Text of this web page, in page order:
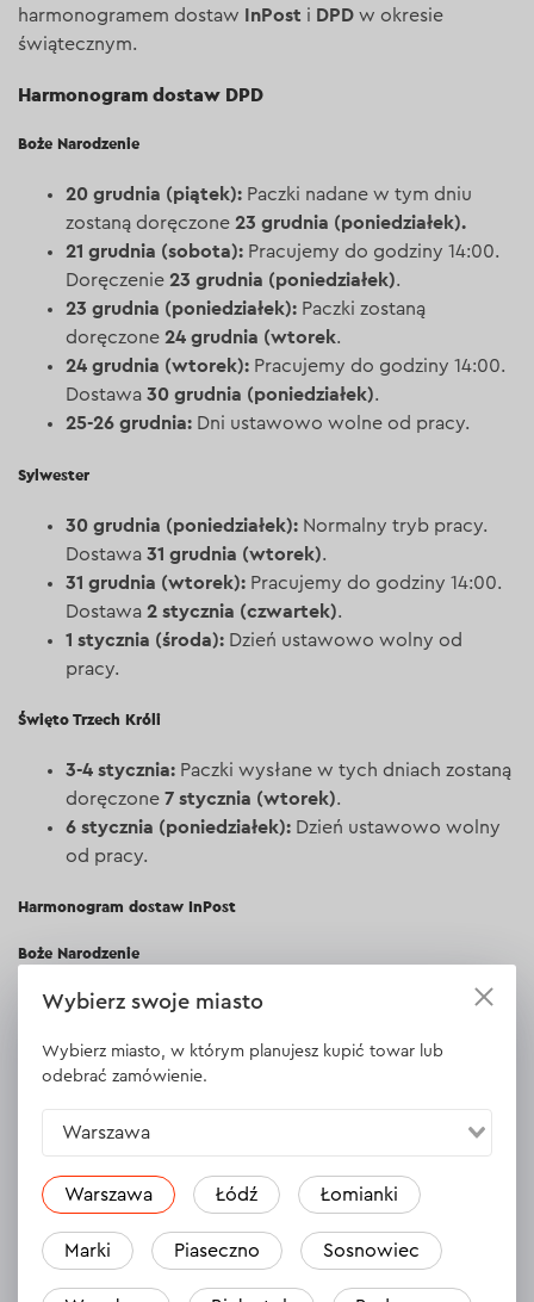
harmonogramem dostaw InPost i DPDw okresie
świątecznym.
Harmonogram dostaw DPD
Boże Narodzenie
20 grudnia (piątek): Paczki nadane w tym dniu
zostaną doręczone 23 grudnia (poniedziałek).
21 grudnia (sobota): Pracujemy do godziny 14:00.
Doręczenie23 grudnia (poniedziałek).
23 grudnia (poniedziałek): Paczki zostaną
doręczone24 grudnia (wtorek.
24 grudnia (wtorek): Pracujemy do godziny 14:00.
Dostawa 30 grudnia (poniedziałek).
25-26 grudnia: Dni ustawowo wolne od pracy.
Sylwester
30 grudnia (poniedziałek): Normalny tryb pracy.
Dostawa 31 grudnia (wtorek).
31 grudnia (wtorek): Pracujemy do godziny 14:00.
Dostawa 2 stycznia (czwartek).
1 stycznia (środa): Dzień ustawowo wolny od
pracy.
Święto Trzech Króli
3-4 stycznia: Paczki wysłane w tych dniach zostaną
doręczone 7 stycznia (wtorek).
6 stycznia (poniedziałek): Dzień ustawowo wolny
od pracy.
Harmonogram dostaw InPost
Boże Narodzenie
20 grudnia (piątek):Paczki nadane w tym dniu
23 grudnia (poniedziałek):Doręczenie 24 grudnia
(wtorek)
24 grudnia (wtorek):
25-26 grudnia: Dni ustawowo wolne od pracy.
Sylwester
30 grudnia (poniedziałek):
Wybierz swoje miasto
Wybierz miasto, w którym planujesz kupić towar lub
odebrać zamówienie.
Warszawa
Warszawa Łódź Łomianki
Marki Piaseczno Sosnowiec